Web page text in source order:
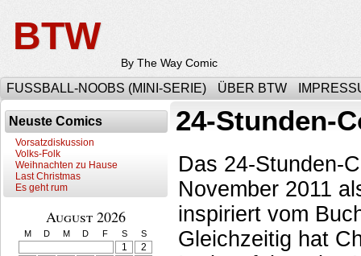
BTW
By The Way Comic
FUSSBALL-NOOBS (MINI-SERIE) ÜBER BTW
Neuste Comics
Vorsatzdiskussion
Volks-Folk
Weihnachten zu Hause
Last Christmas
Es geht rum
August 2026
M D M D F S S
1
2
24-Stunden-
Das 24-Stunden-
November 2011
inspiriert vom
Gleichzeitig hat